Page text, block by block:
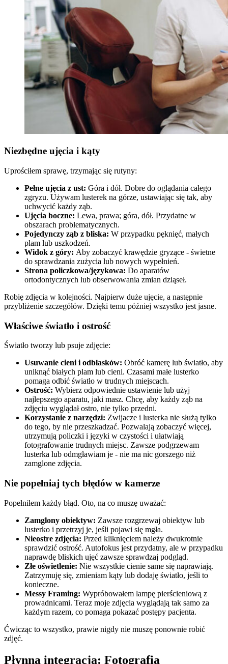
Niezbędne ujęcia i kąty
Uprościłem sprawę, trzymając się rutyny:
Pełne ujęcia z ust: Góra i dół. Dobre do oglądania całego
zgryzu. Używam lusterek na górze, ustawiając się tak, aby
uchwycić każdy ząb.
Ujęcia boczne: Lewa, prawa; góra, dół. Przydatne w
obszarach problematycznych.
Pojedynczy ząb z bliska: W przypadku pęknięć, małych
plam lub uszkodzeń.
Widok z góry: Aby zobaczyć krawędzie gryzące - świetne
do sprawdzania zużycia lub nowych wypełnień.
Strona policzkowa/językowa: Do aparatów
ortodontycznych lub obserwowania zmian dziąseł.
Robię zdjęcia w kolejności. Najpierw duże ujęcie, a następnie
przybliżenie szczegółów. Dzięki temu później wszystko jest jasne.
Właściwe światło i ostrość
Światło tworzy lub psuje zdjęcie:
Usuwanie cieni i odblasków: Obróć kamerę lub światło, aby
uniknąć białych plam lub cieni. Czasami małe lusterko
pomaga odbić światło w trudnych miejscach.
Ostrość: Wybierz odpowiednie ustawienie lub użyj
najlepszego aparatu, jaki masz. Chcę, aby każdy ząb na
zdjęciu wyglądał ostro, nie tylko przedni.
Korzystanie z narzędzi: Zwijacze i lusterka nie służą tylko
do tego, by nie przeszkadzać. Pozwalają zobaczyć więcej,
utrzymują policzki i języki w czystości i ułatwiają
fotografowanie trudnych miejsc. Zawsze podgrzewam
lusterka lub odmgławiam je - nie ma nic gorszego niż
zamglone zdjęcia.
Nie popełniaj tych błędów w kamerze
Popełniłem każdy błąd. Oto, na co muszę uważać:
Zamglony obiektyw: Zawsze rozgrzewaj obiektyw lub
lusterko i przetrzyj je, jeśli pojawi się mgła.
Nieostre zdjęcia: Przed kliknięciem należy dwukrotnie
sprawdzić ostrość. Autofokus jest przydatny, ale w przypadku
naprawdę bliskich ujęć zawsze sprawdzaj podgląd.
Złe oświetlenie: Nie wszystkie cienie same się naprawiają.
Zatrzymuję się, zmieniam kąty lub dodaję światło, jeśli to
konieczne.
Messy Framing: Wypróbowałem lampę pierścieniową z
prowadnicami. Teraz moje zdjęcia wyglądają tak samo za
każdym razem, co pomaga pokazać postępy pacjenta.
Ćwicząc to wszystko, prawie nigdy nie muszę ponownie robić
zdjęć.
Płynna integracja: Fotografia